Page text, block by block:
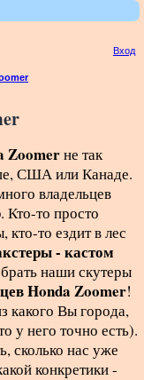
Вход
Zoomerне так
США или Канаде.
владельцев
. Кто-то просто
кто-то ездит в лес
- кастом
наши скутеры
Honda Zoomer!
какого Вы города,
у него точно есть).
сколько нас уже
конкретики -